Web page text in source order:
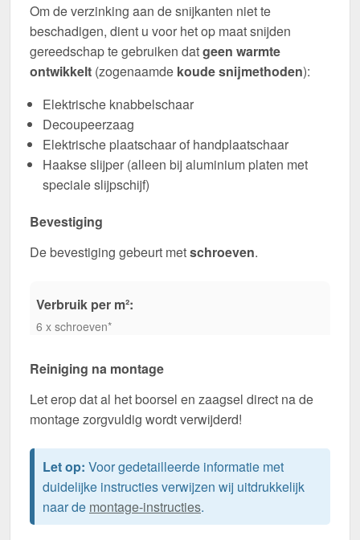
Om de verzinking aan de snijkanten niet te
beschadigen, dient u voor het op maat snijden
gereedschap te gebruiken datgeen warmte
ontwikkelt (zogenaamde koude snijmethoden):
Elektrische knabbelschaar
Decoupeerzaag
Elektrische plaatschaar of handplaatschaar
Haakse slijper (alleen bij aluminium platen met
speciale slijpschijf)
Bevestiging
De bevestiging gebeurt metschroeven.
Verbruik per m²:
6 x schroeven*
Reiniging na montage
Let erop dat al het boorsel en zaagsel direct na de
montage zorgvuldig wordt verwijderd!
Let op: Voor gedetailleerde informatie met
duidelijke instructies verwijzen wij uitdrukkelijk
naar de montage-instructies.